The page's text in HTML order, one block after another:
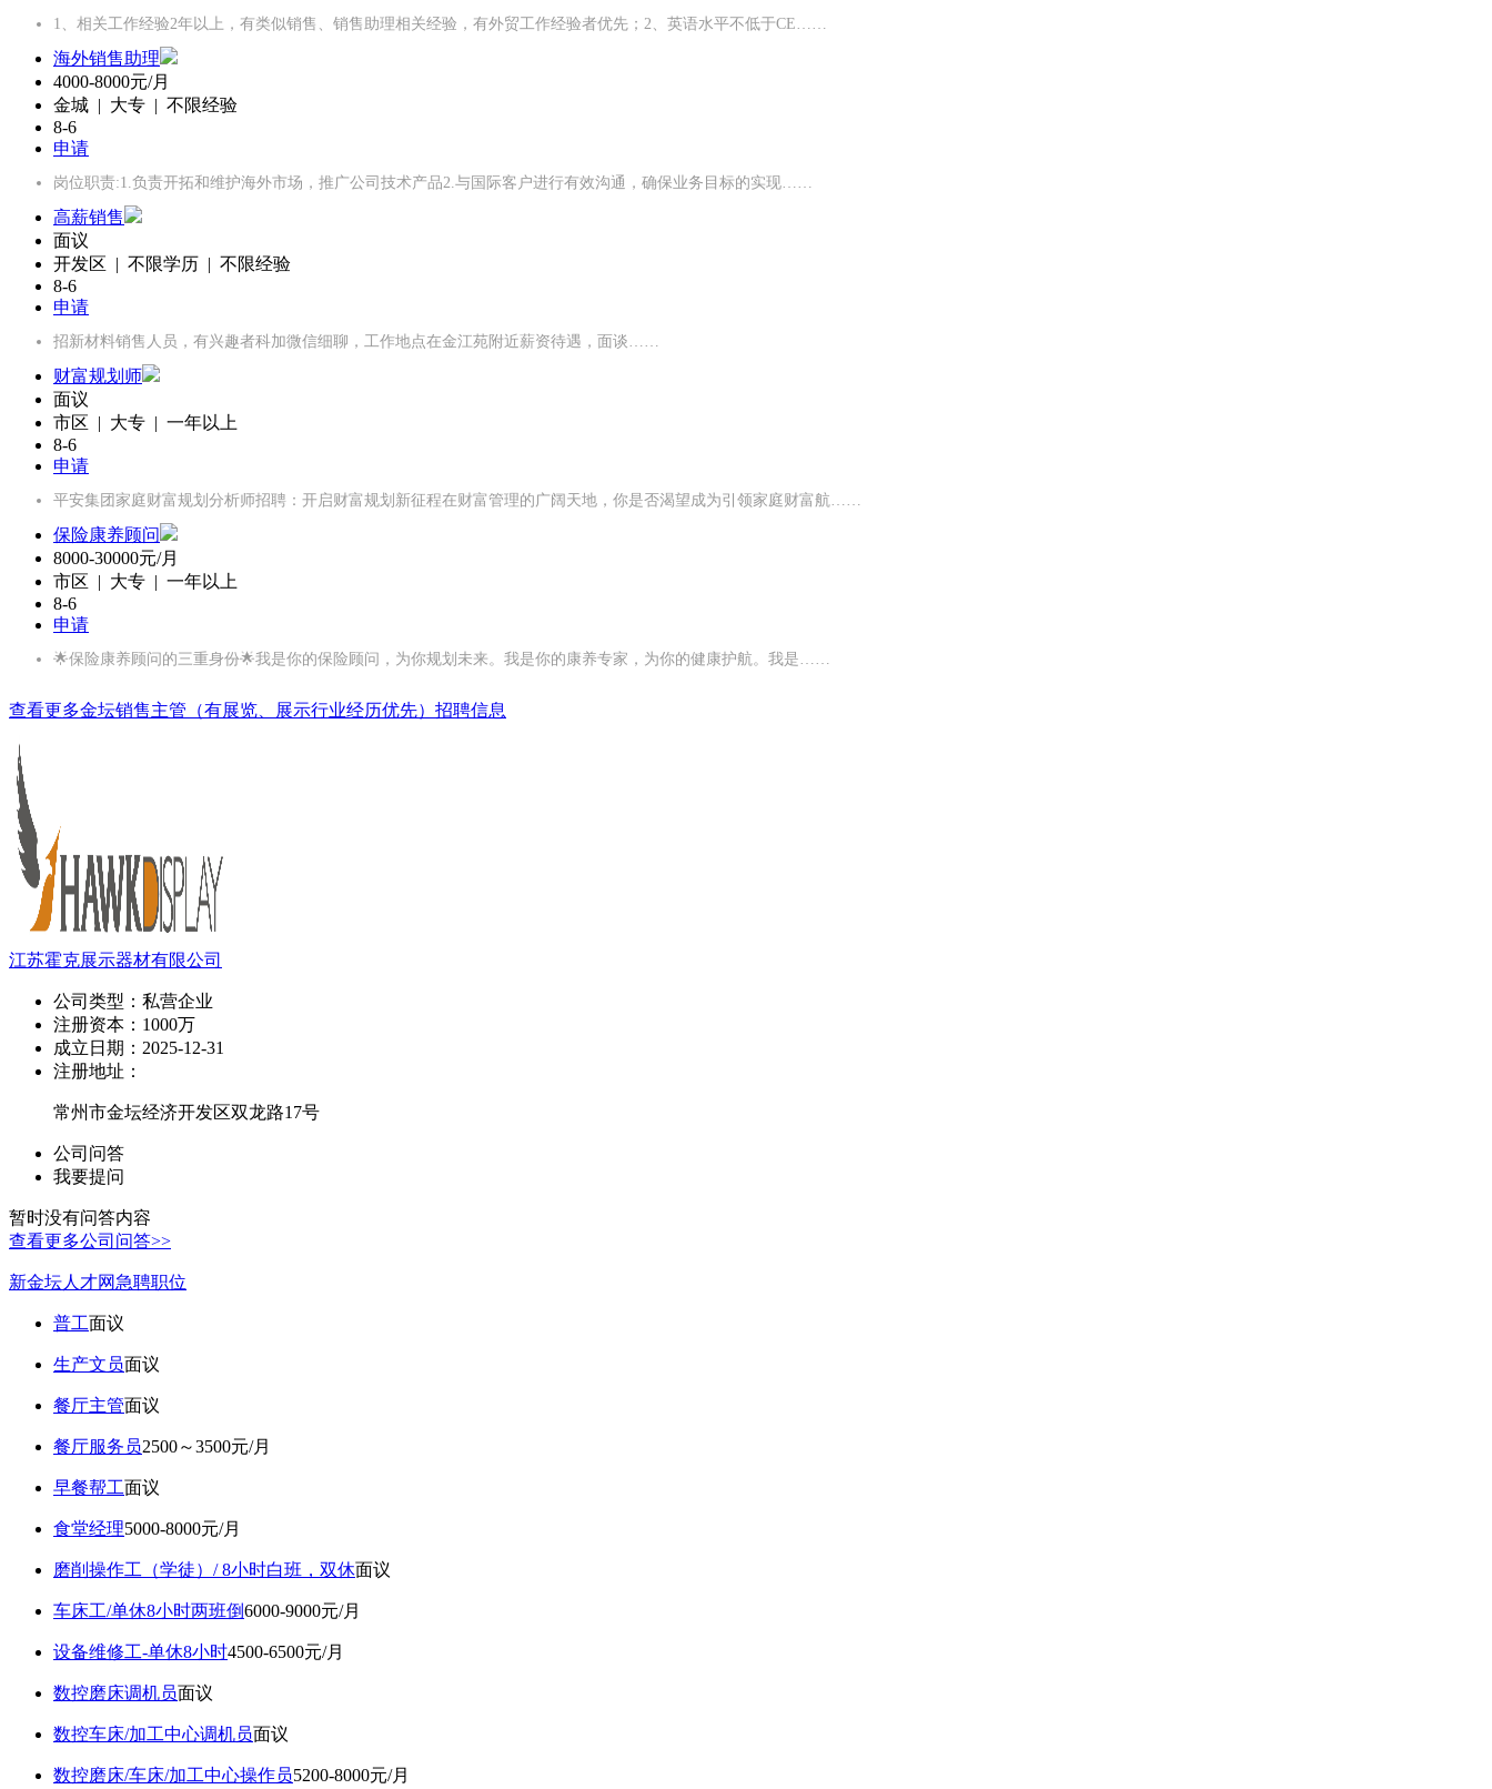
1、相关工作经验2年以上，有类似销售、销售助理相关经验，有外贸工作经验者优先；2、英语水平不低于CE……
海外销售助理
4000-8000元/月
金城 | 大专 | 不限经验
8-6
申请
岗位职责:1.负责开拓和维护海外市场，推广公司技术产品2.与国际客户进行有效沟通，确保业务目标的实现……
高薪销售
面议
开发区 | 不限学历 | 不限经验
8-6
申请
招新材料销售人员，有兴趣者科加微信细聊，工作地点在金江苑附近薪资待遇，面谈……
财富规划师
面议
市区 | 大专 | 一年以上
8-6
申请
平安集团家庭财富规划分析师招聘：开启财富规划新征程在财富管理的广阔天地，你是否渴望成为引领家庭财富航……
保险康养顾问
8000-30000元/月
市区 | 大专 | 一年以上
8-6
申请
🌟保险康养顾问的三重身份🌟我是你的保险顾问，为你规划未来。我是你的康养专家，为你的健康护航。我是……
查看更多金坛销售主管（有展览、展示行业经历优先）招聘信息
江苏霍克展示器材有限公司
公司类型： 私营企业
注册资本： 1000万
成立日期： 2025-12-31
注册地址：
常州市金坛经济开发区双龙路17号
公司问答
我要提问
暂时没有问答内容
查看更多公司问答>>
新金坛人才网急聘职位
普工面议
生产文员面议
餐厅主管面议
餐厅服务员2500～3500元/月
早餐帮工面议
食堂经理5000-8000元/月
磨削操作工（学徒）/ 8小时白班，双休面议
车床工/单休8小时两班倒6000-9000元/月
设备维修工-单休8小时4500-6500元/月
数控磨床调机员面议
数控车床/加工中心调机员面议
数控磨床/车床/加工中心操作员5200-8000元/月